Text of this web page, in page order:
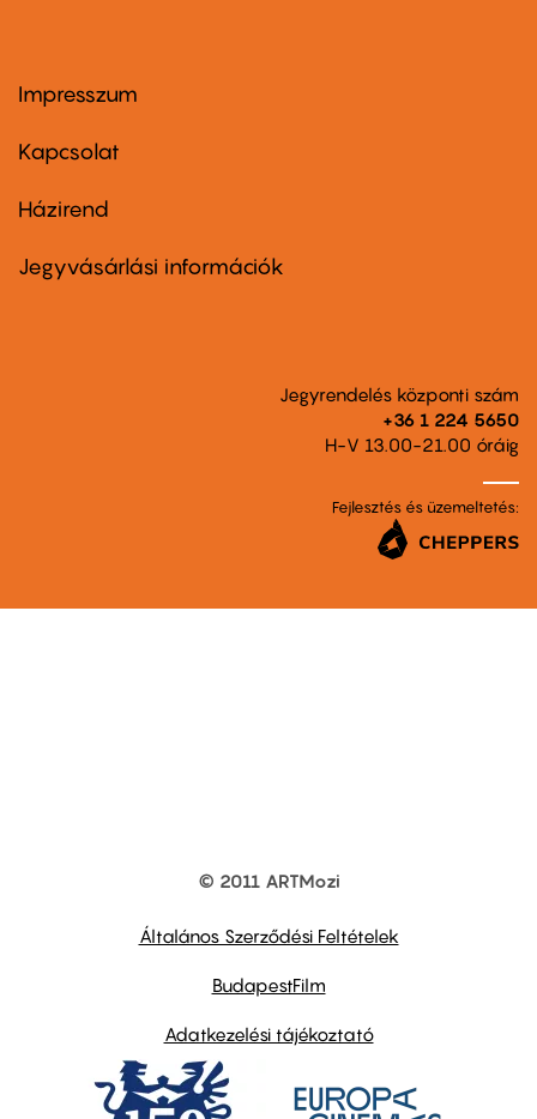
Footer
first
Impresszum
Kapcsolat
Footer
second
Házirend
Jegyvásárlási információk
Jegyrendelés központi szám
+36 1 224 5650
H-V 13.00-21.00 óráig
Fejlesztés és üzemeltetés:
© 2011 ARTMozi
Általános Szerződési Feltételek
BudapestFilm
Adatkezelési tájékoztató